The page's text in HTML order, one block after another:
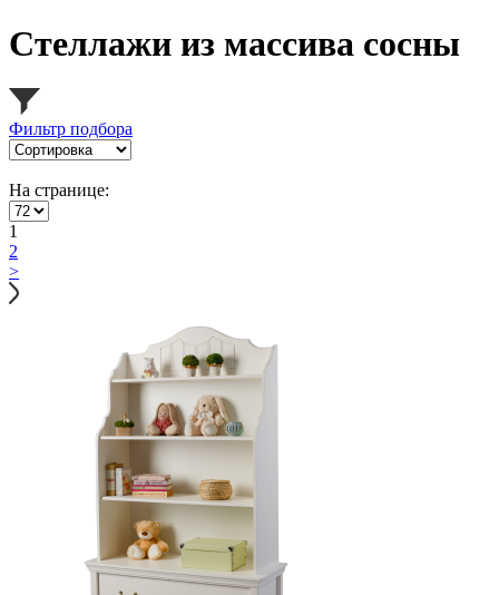
Стеллажи из массива сосны
Фильтр подбора
На странице:
1
2
>